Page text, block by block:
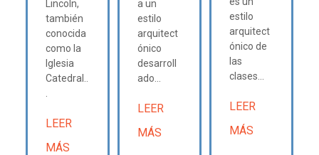
Lincoln,
también
conocida
como la
Iglesia
Catedral..
LEER
MÁS
a un
estilo
arquitect
ónico
desarroll
ado...
LEER
MÁS
estilo
arquitect
ónico de
las
clases...
LEER
MÁS